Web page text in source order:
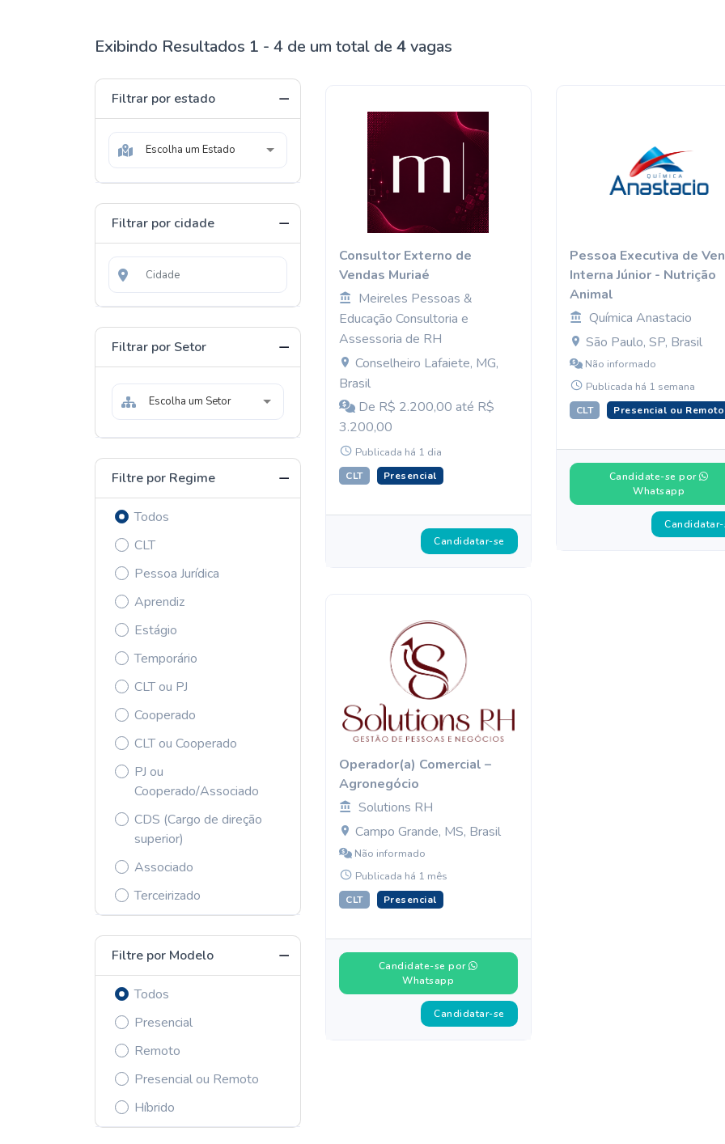
Exibindo Resultados 1 - 4 de um total de 4vagas
Filtrar por estado
Escolha um Estado
Filtrar por cidade
Filtrar por Setor
Escolha um Setor
Filtre por Regime
Todos
CLT
Pessoa Jurídica
Aprendiz
Estágio
Temporário
CLT ou PJ
Cooperado
CLT ou Cooperado
PJ ou
Cooperado/Associado
CDS (Cargo de direção
superior)
Associado
Terceirizado
Filtre por Modelo
Todos
Presencial
Remoto
Presencial ou Remoto
Híbrido
Consultor Externo de
Vendas Muriaé
Meireles Pessoas &
Educação Consultoria e
Assessoria de RH
Conselheiro Lafaiete, MG,
Brasil
De R$ 2.200,00 até R$
3.200,00
Publicada há 1 dia
CLT Presencial
Candidatar-se
Pessoa Executiva de
Interna Júnior - Nutrição
Animal
Química Anastacio
São Paulo, SP, Brasil
Não informado
Publicada há 1 semana
CLT Presencial ou Remoto
Candidate-se por
Whatsapp
Operador(a) Comercial –
Agronegócio
Solutions RH
Campo Grande, MS, Brasil
Não informado
Publicada há 1 mês
CLT Presencial
Candidate-se por
Whatsapp
Candidatar-se